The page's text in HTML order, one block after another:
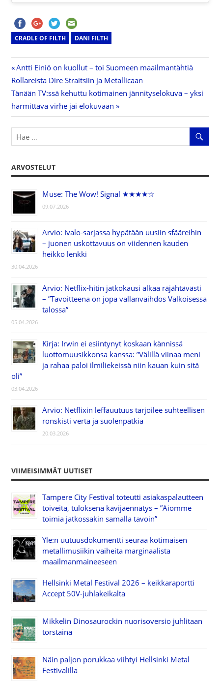
CRADLE OF FILTH DANI FILTH
Artikkelien
selaus
Previous
Post:
Antti Einiö on kuollut – toi Suomeen maailmantähtiä
Rollareista Dire Straitsiin ja Metallicaan
Next
Post:
Tänään TV:ssä kehuttu kotimainen jännityselokuva – yksi
harmittava virhe jäi elokuvaan
ARVOSTELUT
Muse: The Wow! Signal ★★★★☆
09.07.2026
Arvio: Ivalo-sarjassa hypätään uusiin sfääreihin
– juonen uskottavuus on viidennen kauden
heikko lenkki
30.04.2026
Arvio: Netflix-hitin jatkokausi alkaa räjähtävästi
– ”Tavoitteena on jopa vallanvaihdos Valkoisessa
talossa”
05.04.2026
Kirja: Irwin ei esiintynyt koskaan kännissä
luottomuusikkonsa kanssa: ”Välillä viinaa meni
ja rahaa paloi ilmiliekeissä niin kauan kuin sitä
oli”
03.04.2026
Arvio: Netflixin leffauutuus tarjoilee suhteellisen
ronskisti verta ja suolenpätkiä
20.03.2026
VIIMEISIMMÄT UUTISET
Tampere City Festival toteutti asiakaspalautteen
toiveita, tuloksena kävijäennätys – ”Aiomme
toimia jatkossakin samalla tavoin”
Yle:n uutuusdokumentti seuraa kotimaisen
metallimusiikin vaiheita marginaalista
maailmanmaineeseen
Hellsinki Metal Festival 2026 – keikkaraportti
Accept 50V-juhlakeikalta
Mikkelin Dinosaurockin nuorisoversio juhlitaan
torstaina
Näin paljon porukkaa viihtyi Hellsinki Metal
Festivalilla